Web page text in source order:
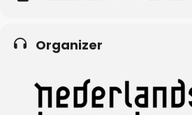
Een programma vol rouw én schoonheid.
eenvoudige, maar veelzeggende manier
muzikanten in de zaal staan opgesteld,
nog meer impact.
Organizer